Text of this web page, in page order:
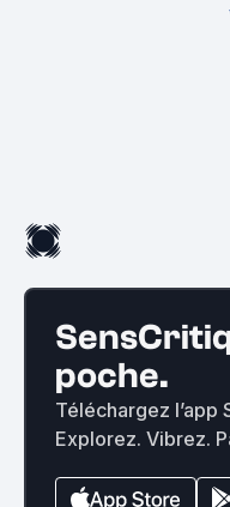
poche.
Téléchargez l’app
Explorez. Vibrez.